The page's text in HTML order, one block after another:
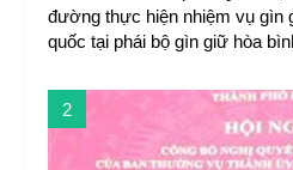
đường thực hiện nhiệm vụ gìn
quốc tại phái bộ gìn giữ hòa
2